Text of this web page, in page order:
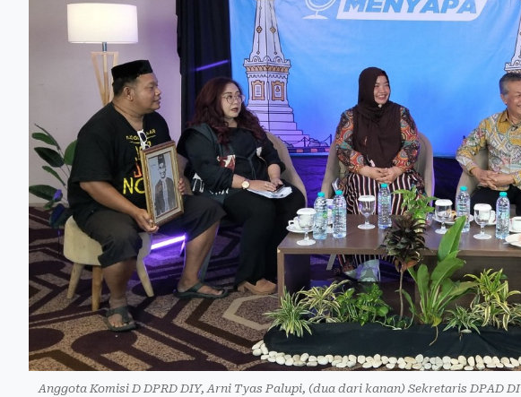
Anggota Komisi D DPRD DIY, Arni Tyas Palupi, (dua dari kanan) Sekretaris DPAD